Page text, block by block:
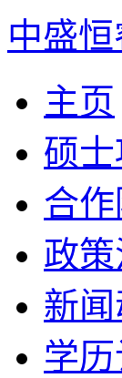
中盛
主页
硕士
合
政
新
学